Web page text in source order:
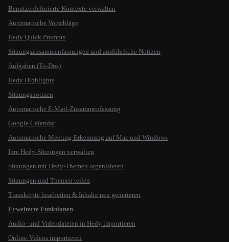
Benutzerdefinierte Kontexte verwalten
Automatische Vorschläge
Hedy Quick Prompts
Sitzungszusammenfassungen und ausführliche Notizen
Aufgaben (To-Dos)
Hedy Highlights
Sitzungsnotizen
Automatische E-Mail-Zusammenfassung
Google Calendar
Automatische Meeting-Erkennung auf Mac und Windows
Ihre Hedy-Sitzungen verwalten
Sitzungen mit Hedy-Themen organisieren
Sitzungen und Themen teilen
Transkripte bearbeiten & Inhalte neu generieren
Erweiterte Funktionen
Audio- und Videodateien in Hedy importieren
Online-Videos importieren